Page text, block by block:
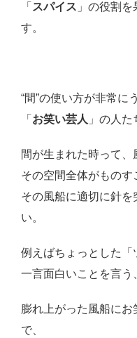
「 スパイス 」の役割
す。
“間”の使い方が非常に
「 お笑い芸人 」の人た
間が生まれた時って、
その空間全体がものす
その風船に適切に針を
い。
例えばちょっとした「
一言面白いことを言う
膨れ上がった風船にお
で、